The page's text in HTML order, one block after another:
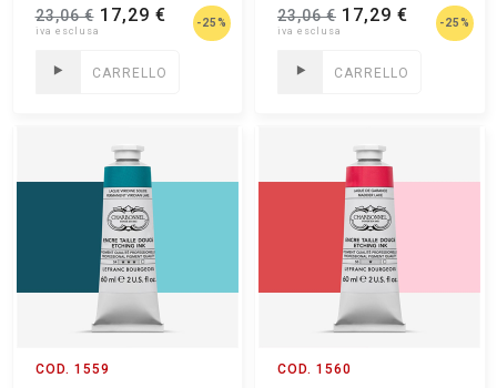
23,06 €17,29 € -25%
CARRELLO
23,06 € 17,29 € -25%
CARRELLO
COD. 1559
COD. 1560